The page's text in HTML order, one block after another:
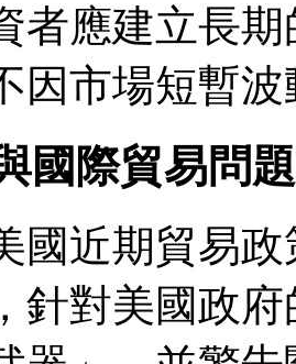
者應建立長
因市場短暫
國際貿易問題
國近期貿易
針對美國政